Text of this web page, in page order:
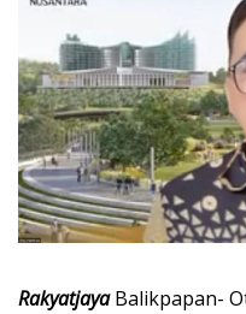
RakyatjayaBalikpapan-